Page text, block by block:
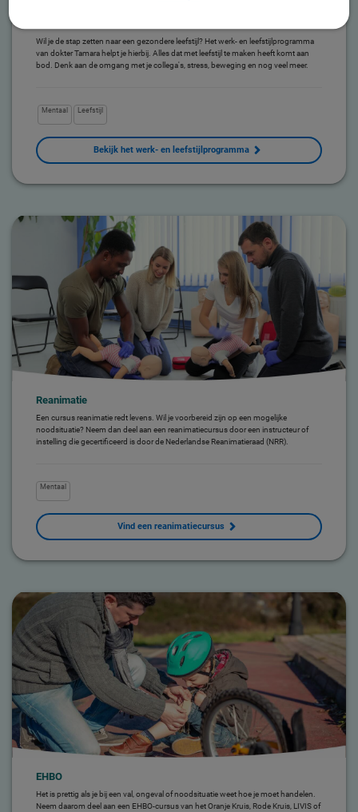
Wil je de stap zetten naar een gezondere leefstijl? Het werk- en leefstijlprogramma
van dokter Tamara helpt je hierbij. Alles dat met leefstijl te maken heeft komt aan
bod. Denk aan de omgang met je collega's, stress, beweging en nog veel meer.
Mentaal Leefstijl
Bekijk het werk- en leefstijlprogramma
Reanimatie
Een cursus reanimatie redt levens. Wil je voorbereid zijn op een mogelijke
noodsituatie? Neem dan deel aan een reanimatiecursus door een instructeur of
instelling die gecertificeerd is door de Nederlandse Reanimatieraad (NRR).
Mentaal
Vind een reanimatiecursus
EHBO
Het is prettig als je bij een val, ongeval of noodsituatie weet hoe je moet handelen.
Neem daarom deel aan een EHBO-cursus van het Oranje Kruis, Rode Kruis, LIVIS of